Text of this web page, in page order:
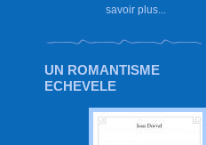
savoir plus...
UN ROMANTISME
ECHEVELE